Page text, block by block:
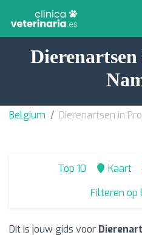
Belgium Dierenartsen in
Top 10 Kaart
Filteren op
Dit is jouw gids voor